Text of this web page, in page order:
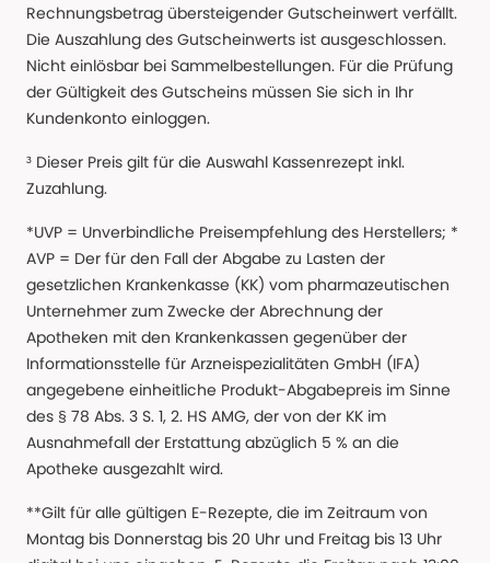
Rechnungsbetrag übersteigender Gutscheinwert verfällt.
Die Auszahlung des Gutscheinwerts ist ausgeschlossen.
Nicht einlösbar bei Sammelbestellungen. Für die Prüfung
der Gültigkeit des Gutscheins müssen Sie sich in Ihr
Kundenkonto einloggen.
³ Dieser Preis gilt für die Auswahl Kassenrezept inkl.
Zuzahlung.
*UVP = Unverbindliche Preisempfehlung des Herstellers; *
AVP = Der für den Fall der Abgabe zu Lasten der
gesetzlichen Krankenkasse (KK) vom pharmazeutischen
Unternehmer zum Zwecke der Abrechnung der
Apotheken mit den Krankenkassen gegenüber der
Informationsstelle für Arzneispezialitäten GmbH (IFA)
angegebene einheitliche Produkt-Abgabepreis im Sinne
des § 78 Abs. 3 S. 1, 2. HS AMG, der von der KK im
Ausnahmefall der Erstattung abzüglich 5 % an die
Apotheke ausgezahlt wird.
**Gilt für alle gültigen E-Rezepte, die im Zeitraum von
Montag bis Donnerstag bis 20 Uhr und Freitag bis 13 Uhr